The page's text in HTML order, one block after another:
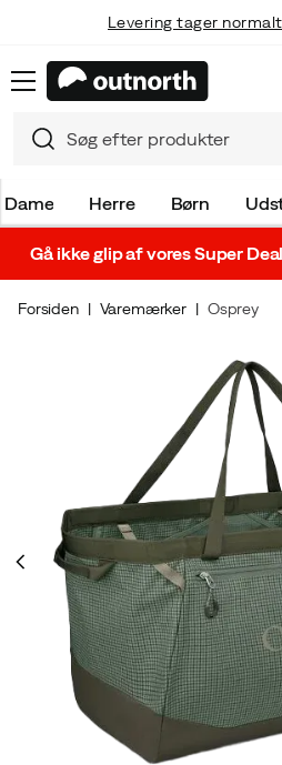
Levering tager
Dame Herre Børn
Gå ikke glip af vores Super
Forsiden Varemærker Osprey